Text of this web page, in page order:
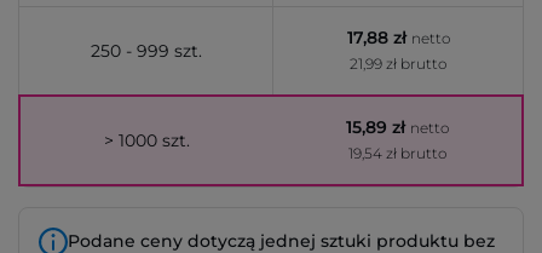
250 - 999 szt.
17,88 zł netto
21,99 zł brutto
> 1000 szt.
15,89 zł netto
19,54 zł brutto
Podane ceny dotyczą jednej sztuki produktu bez